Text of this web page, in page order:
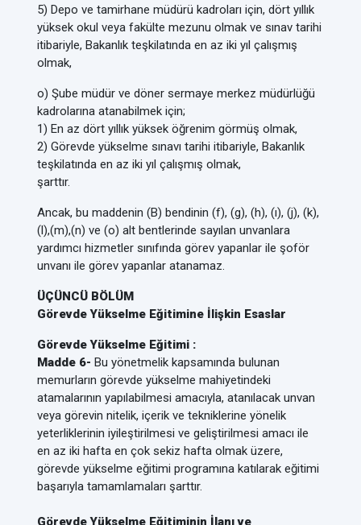
5) Depo ve tamirhane müdürü kadroları için, dört yıllık
yüksek okul veya fakülte mezunu olmak ve sınav tarihi
itibariyle, Bakanlık teşkilatında en az iki yıl çalışmış
olmak,
o) Şube müdür ve döner sermaye merkez müdürlüğü
kadrolarına atanabilmek için;
1) En az dört yıllık yüksek öğrenim görmüş olmak,
2) Görevde yükselme sınavı tarihi itibariyle, Bakanlık
teşkilatında en az iki yıl çalışmış olmak,
şarttır.
Ancak, bu maddenin (B) bendinin (f), (g), (h), (ı), (j), (k),
(l),(m),(n) ve (o) alt bentlerinde sayılan unvanlara
yardımcı hizmetler sınıfında görev yapanlar ile şoför
unvanı ile görev yapanlar atanamaz.
ÜÇÜNCÜ BÖLÜM
Görevde Yükselme Eğitimine İlişkin Esaslar
Görevde Yükselme Eğitimi :
Madde 6- Bu yönetmelik kapsamında bulunan
memurların görevde yükselme mahiyetindeki
atamalarının yapılabilmesi amacıyla, atanılacak unvan
veya görevin nitelik, içerik ve tekniklerine yönelik
yeterliklerinin iyileştirilmesi ve geliştirilmesi amacı ile
en az iki hafta en çok sekiz hafta olmak üzere,
görevde yükselme eğitimi programına katılarak eğitimi
başarıyla tamamlamaları şarttır.
Görevde Yükselme Eğitiminin İlanı ve